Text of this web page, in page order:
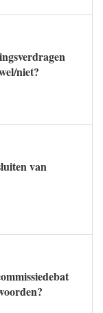
niet?
van